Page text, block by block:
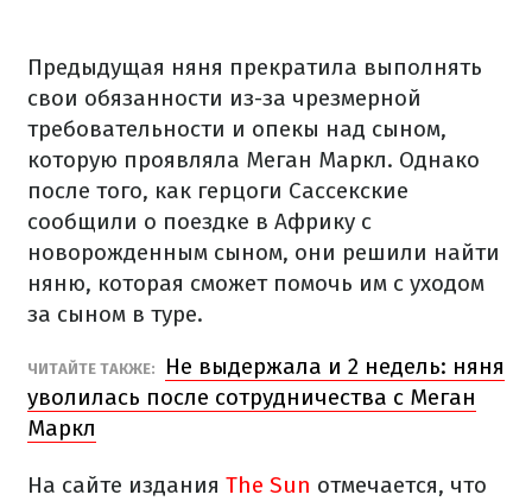
Предыдущая няня прекратила выполнять
свои обязанности из-за чрезмерной
требовательности и опекы над сыном,
которую проявляла Меган Маркл. Однако
после того, как герцоги Сассекские
сообщили о поездке в Африку с
новорожденным сыном, они решили найти
няню, которая сможет помочь им с уходом
за сыном в туре.
ЧИТАЙТЕ ТАКЖЕ:
Не выдержала и 2 недель: няня
уволилась после сотрудничества с Меган
Маркл
На сайте издания The Sun отмечается, что